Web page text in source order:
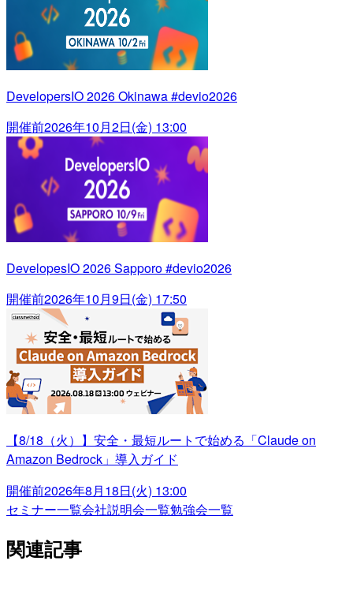
DevelopersIO 2026 Okinawa #devio2026
開催前2026年10月2日(金) 13:00
DevelopesIO 2026 Sapporo #devio2026
開催前2026年10月9日(金) 17:50
【8/18（火）】安全・最短ルートで始める「Claude on
Amazon Bedrock」導入ガイド
開催前2026年8月18日(火) 13:00
セミナー一覧会社説明会一覧勉強会一覧
関連記事